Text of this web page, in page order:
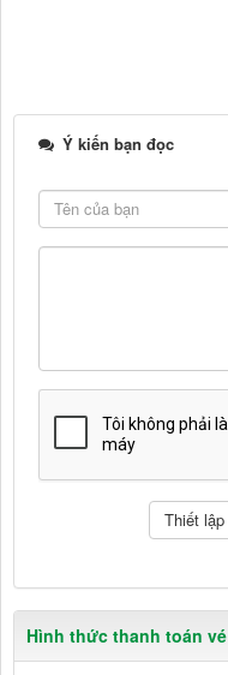
Ý kiến bạn đọc
Hình thức thanh toán